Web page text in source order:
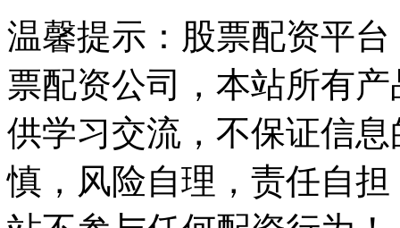
温馨提示：股票配资平
票配资公司，本站所有
供学习交流，不保证信
慎，风险自理，责任自